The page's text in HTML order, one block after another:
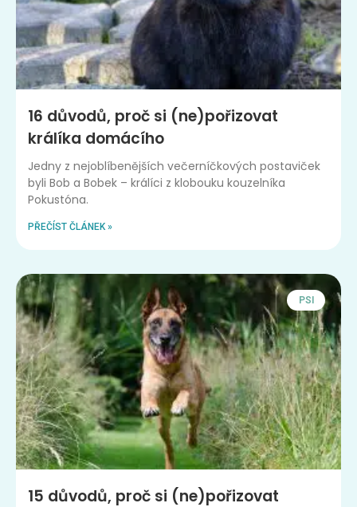
16 důvodů, proč si (ne)pořizovat
králíka domácího
Jedny z nejoblíbenějších večerníčkových postaviček
byli Bob a Bobek – králíci z klobouku kouzelníka
Pokustóna.
PŘEČÍST ČLÁNEK »
PSI
15 důvodů, proč si (ne)pořizovat